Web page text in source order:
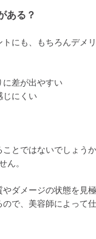
ある？
にも、もちろんデメ
に差が出やすい
じにくい
とではないでしょう
ん。
ダメージの状態を見
で、美容師によって